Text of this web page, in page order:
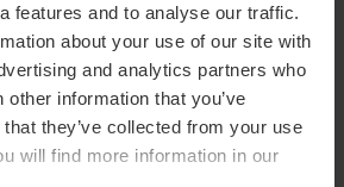
features and to analyse our traffic.
about your use of our site with
and analytics partners who
information that you’ve
they’ve collected from your use
will find more information in our
interesar